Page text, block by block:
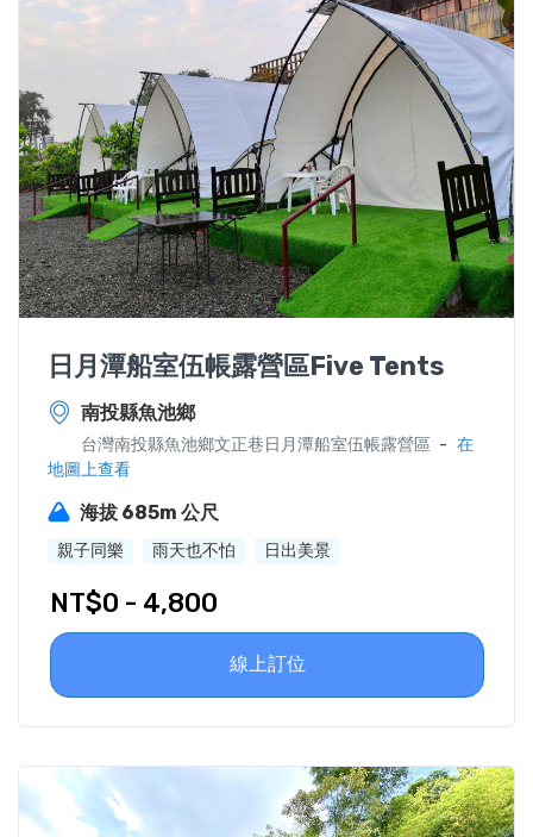
日月潭船室伍帳露營區Five Tents
南投縣魚池鄉
台灣南投縣魚池鄉文正巷日月潭船室伍帳露營區 - 在
地圖上查看
海拔 685m 公尺
親子同樂 雨天也不怕 日出美景
NT$0 - 4,800
線上訂位